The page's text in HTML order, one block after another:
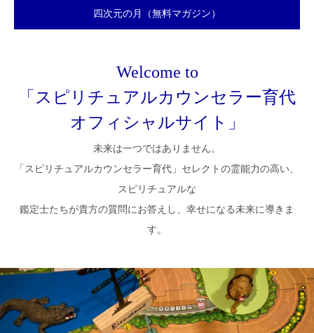
四次元の月（無料マガジン）
Welcome to
「スピリチュアルカウンセラー育代
オフィシャルサイト」
未来は一つではありません。
「スピリチュアルカウンセラー育代」セレクトの霊能力の高い、
スピリチュアルな
鑑定士たちが貴方の質問にお答えし、幸せになる未来に導きま
す。